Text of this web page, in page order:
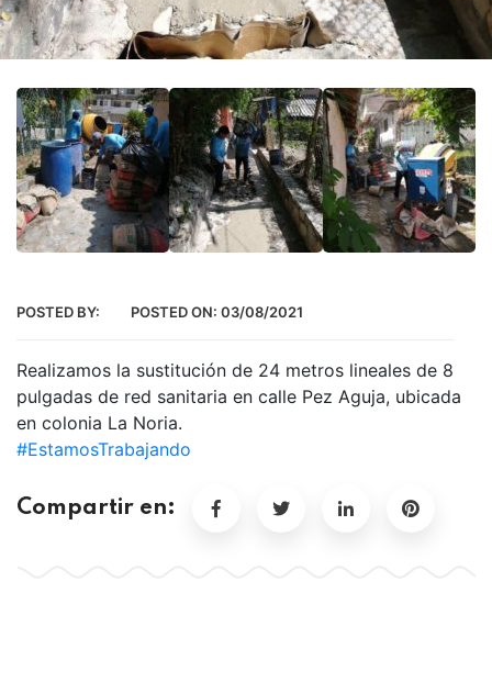
POSTED BY: POSTED ON: 03/08/2021
Realizamos la sustitución de 24 metros lineales de 8
pulgadas de red sanitaria en calle Pez Aguja, ubicada
en colonia La Noria.
#EstamosTrabajando
Compartir en: